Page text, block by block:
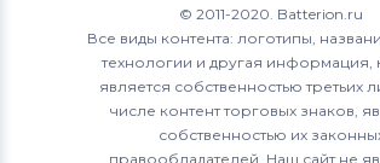
© 2011-2020. Batterion.ru
Все виды контента: логотипы,
технологии и другая информация,
является собственностью третьих
числе контент торговых знаков,
собственностью их
правообладателей. Наш сайт не